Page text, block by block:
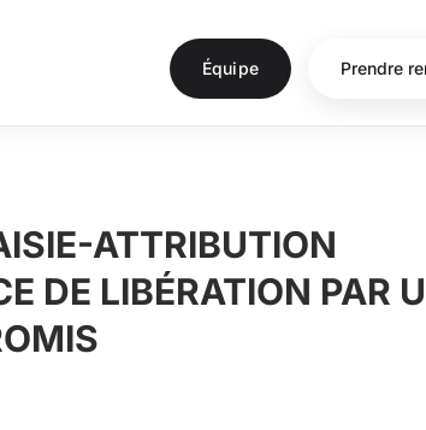
Équipe Prendre
ATTRIBUTION
DE LIBÉRATION PAR